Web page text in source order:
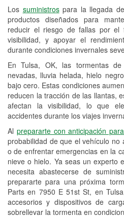
Los suministrospara la llegada
productos diseñados para
reducir el riesgo de fallas por
visibilidad, y apoyar el
durante condiciones invernales
En Tulsa, OK, las tormentas
nevadas, lluvia helada, hielo
bajo cero. Estas condiciones
reducen la tracción de las llantas,
afectan la visibilidad, lo que
accidentes durante los viajes
Al prepararte con anticipación
probabilidad de que el vehículo no
o de enfrentar emergencias en la
nieve o hielo. Ya seas un experto
necesita abastecerse de
prepararte para una próxima
Parts en 7950 E 51st St, en
accesorios y dispositivos de
sobrellevar la tormenta en
Reciclaje de
Instalación de
Instalación de
Programa de
Herramientas
Mezcla de pinturas
Rectificación de
freno
Snowstorm
Tornado Supplies
Conoce más